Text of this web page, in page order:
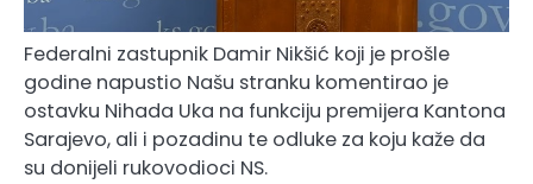
Federalni zastupnik Damir Nikšić koji je prošle
godine napustio Našu stranku komentirao je
ostavku Nihada Uka na funkciju premijera Kantona
Sarajevo, ali i pozadinu te odluke za koju kaže da
su donijeli rukovodioci NS.